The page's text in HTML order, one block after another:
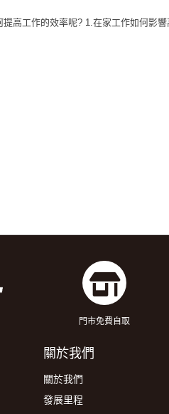
門市免費自取
關於我們
關於我們
發展里程